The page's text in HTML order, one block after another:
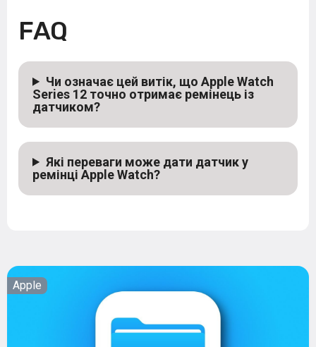
FAQ
Чи означає цей витік, що Apple Watch
Series 12 точно отримає ремінець із
датчиком?
Які переваги може дати датчик у
ремінці Apple Watch?
Apple